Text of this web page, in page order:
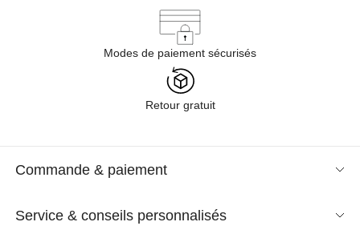
Modes de paiement sécurisés
Retour gratuit
Commande & paiement
Service & conseils personnalisés